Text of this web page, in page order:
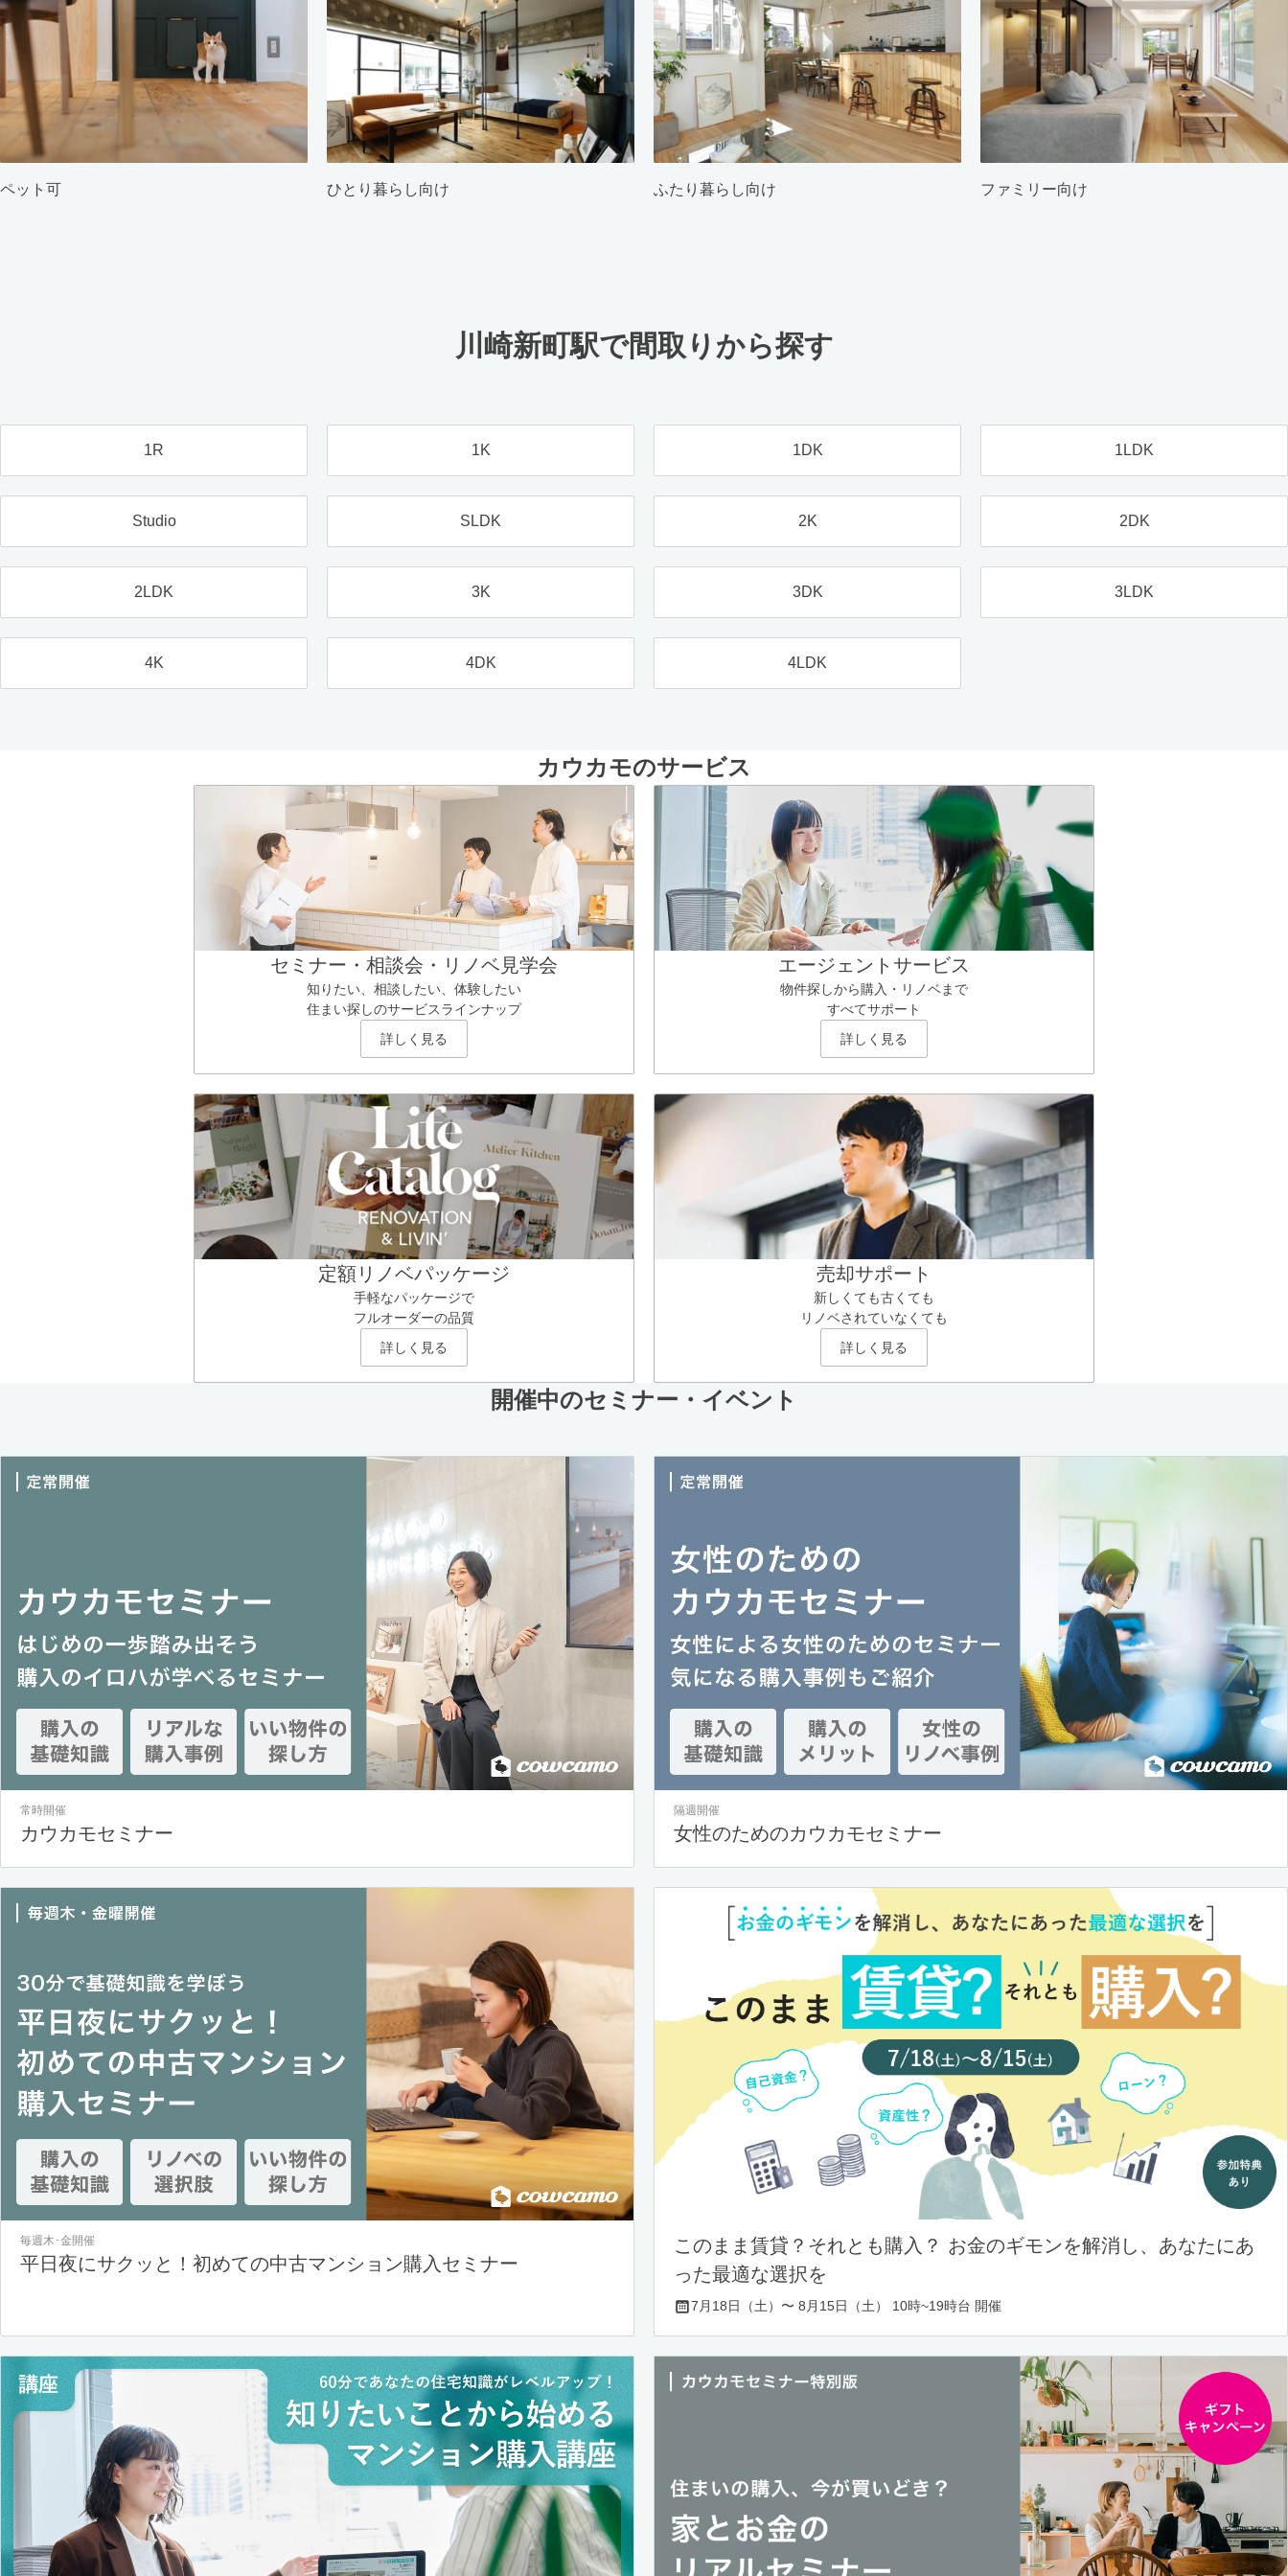
ペット可 ひとり暮らし向け ふたり暮らし向け ファミリー向け
川崎新町駅で間取りから探す
1R 1K 1DK 1LDK
Studio SLDK 2K 2DK
2LDK 3K 3DK 3LDK
4K 4DK 4LDK
カウカモのサービス
セミナー・相談会・リノベ見学会
知りたい、相談したい、体験したい
住まい探しのサービスラインナップ
詳しく見る
エージェントサービス
物件探しから購入・リノベまで
すべてサポート
詳しく見る
定額リノベパッケージ
手軽なパッケージで
フルオーダーの品質
詳しく見る
売却サポート
新しくても古くても
リノベされていなくても
詳しく見る
開催中のセミナー・イベント
常時開催
カウカモセミナー
隔週開催
女性のためのカウカモセミナー
毎週木･金開催
平日夜にサクッと！初めての中古マンション購入セミナー
このまま賃貸？それとも購入？ お金のギモンを解消し、あなたにあ
った最適な選択を
7月18日（土）〜 8月15日（土） 10時~19時台 開催